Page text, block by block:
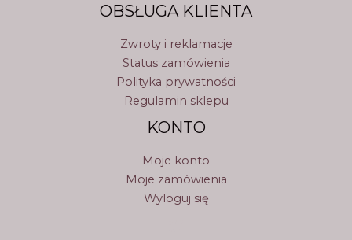
OBSŁUGA KLIENTA
Zwroty i reklamacje
Status zamówienia
Polityka prywatności
Regulamin sklepu
KONTO
Moje konto
Moje zamówienia
Wyloguj się